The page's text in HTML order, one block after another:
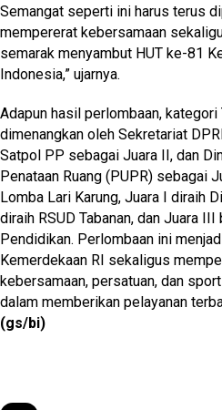
Semangat seperti ini harus terus
mempererat kebersamaan
semarak menyambut HUT ke-81
Indonesia,” ujarnya.
Adapun hasil perlombaan,
dimenangkan oleh Sekretariat
Satpol PP sebagai Juara II, dan
Penataan Ruang (PUPR) sebagai
Lomba Lari Karung, Juara I diraih
diraih RSUD Tabanan, dan Juara
Pendidikan. Perlombaan ini
Kemerdekaan RI sekaligus
kebersamaan, persatuan, dan
dalam memberikan pelayanan
(gs/bi)